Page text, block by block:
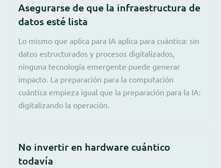
Asegurarse de que la infraestructura de
datos esté lista
Lo mismo que aplica para IA aplica para cuántica: sin
datos estructurados y procesos digitalizados,
ninguna tecnología emergente puede generar
impacto. La preparación para la computación
cuántica empieza igual que la preparación para la IA:
digitalizando la operación.
No invertir en hardware cuántico
todavía